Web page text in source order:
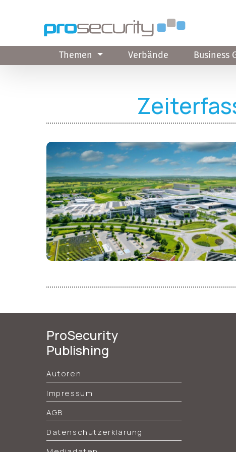
Themen Verbände Business
ProSecurity
Publishing
Autoren
Impressum
AGB
Datenschutzerklärung